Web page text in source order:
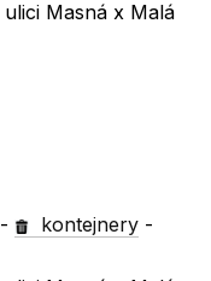
Masná x Malá
- kontejnery -